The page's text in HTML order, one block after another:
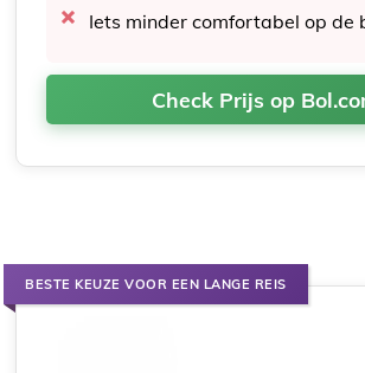
Iets minder comfortabel op de
Check Prijs op
BESTE KEUZE VOOR EEN LANGE REIS